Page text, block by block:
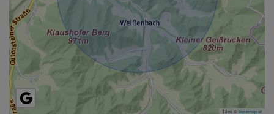
Tiles ©basemap.at